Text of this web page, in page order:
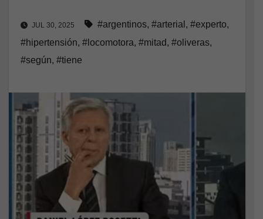
JUL 30, 2025 #argentinos, #arterial , #experto,
#hipertensión, #locomotora, #mitad, #oliveras,
#según, #tiene